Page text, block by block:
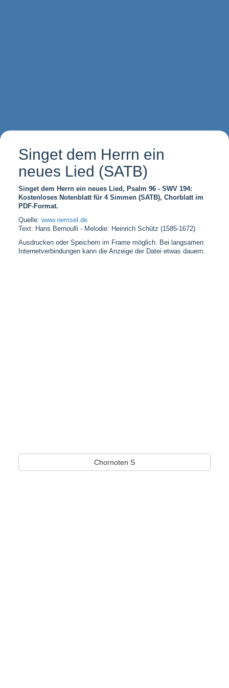
Singet dem Herrn ein
neues Lied (SATB)
Singet dem Herrn ein neues Lied, Psalm 96 - SWV 194:
Kostenloses Notenblatt für 4 Simmen (SATB), Chorblatt im
PDF-Format.
Quelle: www.oemsel.de
Text: Hans Bernoulli - Melodie: Heinrich Schütz (1585-1672)
Ausdrucken oder Speichern im Frame möglich. Bei langsamen
Internetverbindungen kann die Anzeige der Datei etwas dauern.
Chornoten S